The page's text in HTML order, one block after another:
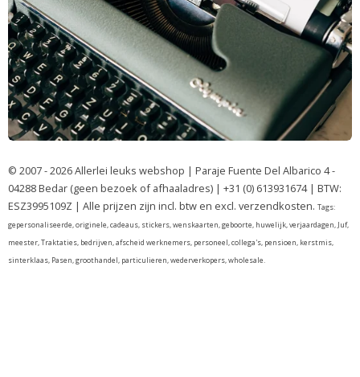
© 2007 - 2026 Allerlei leuks webshop | Paraje Fuente Del Albarico 4 -
04288 Bedar (geen bezoek of afhaaladres) | +31 (0) 613931674 | BTW:
ESZ3995109Z | Alle prijzen zijn incl. btw en excl. verzendkosten. Tags:
gepersonaliseerde, originele, cadeaus, stickers, wenskaarten, geboorte, huwelijk, verjaardagen, Juf,
meester, Traktaties, bedrijven, afscheid werknemers, personeel, collega's, pensioen, kerstmis,
sinterklaas, Pasen, groothandel, particulieren, wederverkopers, wholesale.